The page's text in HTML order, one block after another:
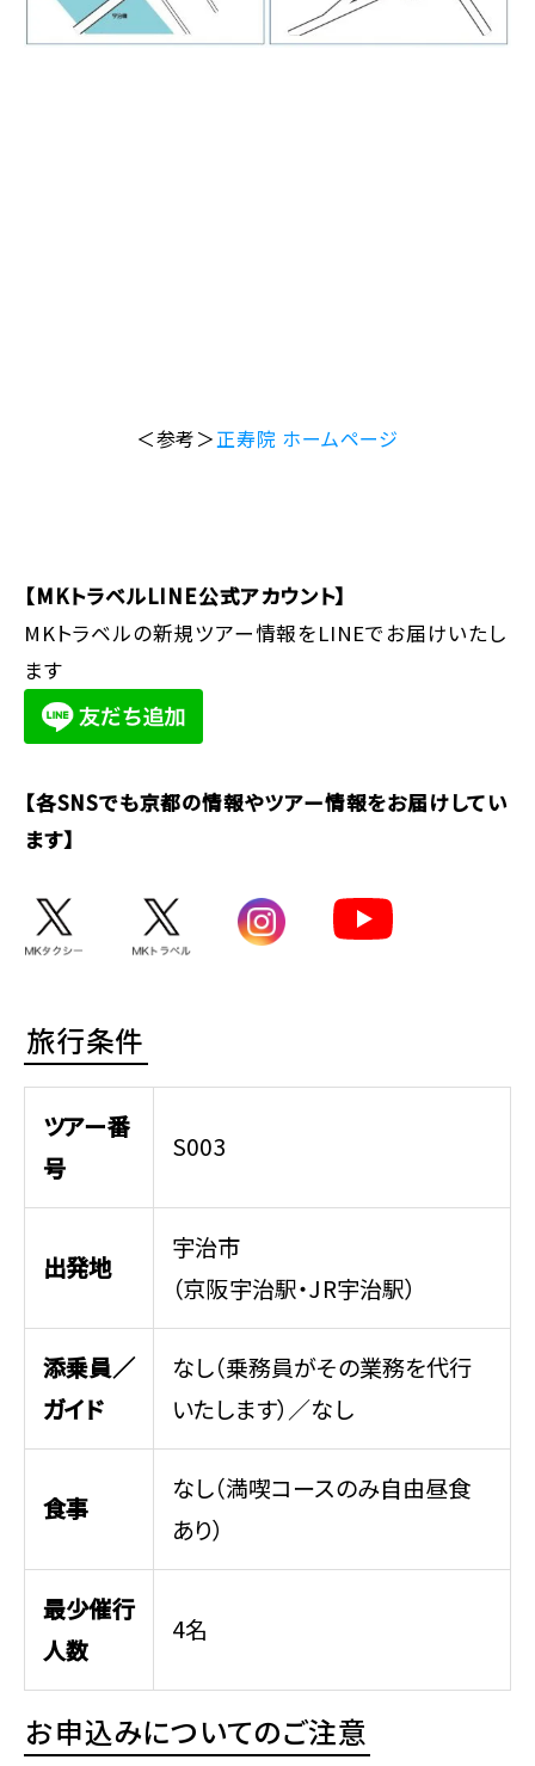
＜参考＞正寿院 ホームページ
【MKトラベルLINE公式アカウント】
MKトラベルの新規ツアー情報をLINEでお届けいたし
ます
【各SNSでも京都の情報やツアー情報をお届けしてい
ます】
旅行条件
ツアー番
号
S003
出発地
宇治市
（京阪宇治駅・JR宇治駅）
添乗員／
ガイド
なし（乗務員がその業務を代行
いたします）／なし
食事
なし（満喫コースのみ自由昼食
あり）
最少催行
人数
4名
お申込みについてのご注意